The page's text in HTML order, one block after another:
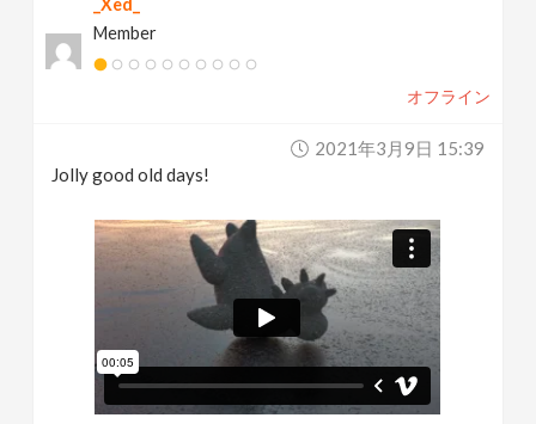
_Xed_
Member
オフライン
2021年3月9日 15:39
Jolly good old days!